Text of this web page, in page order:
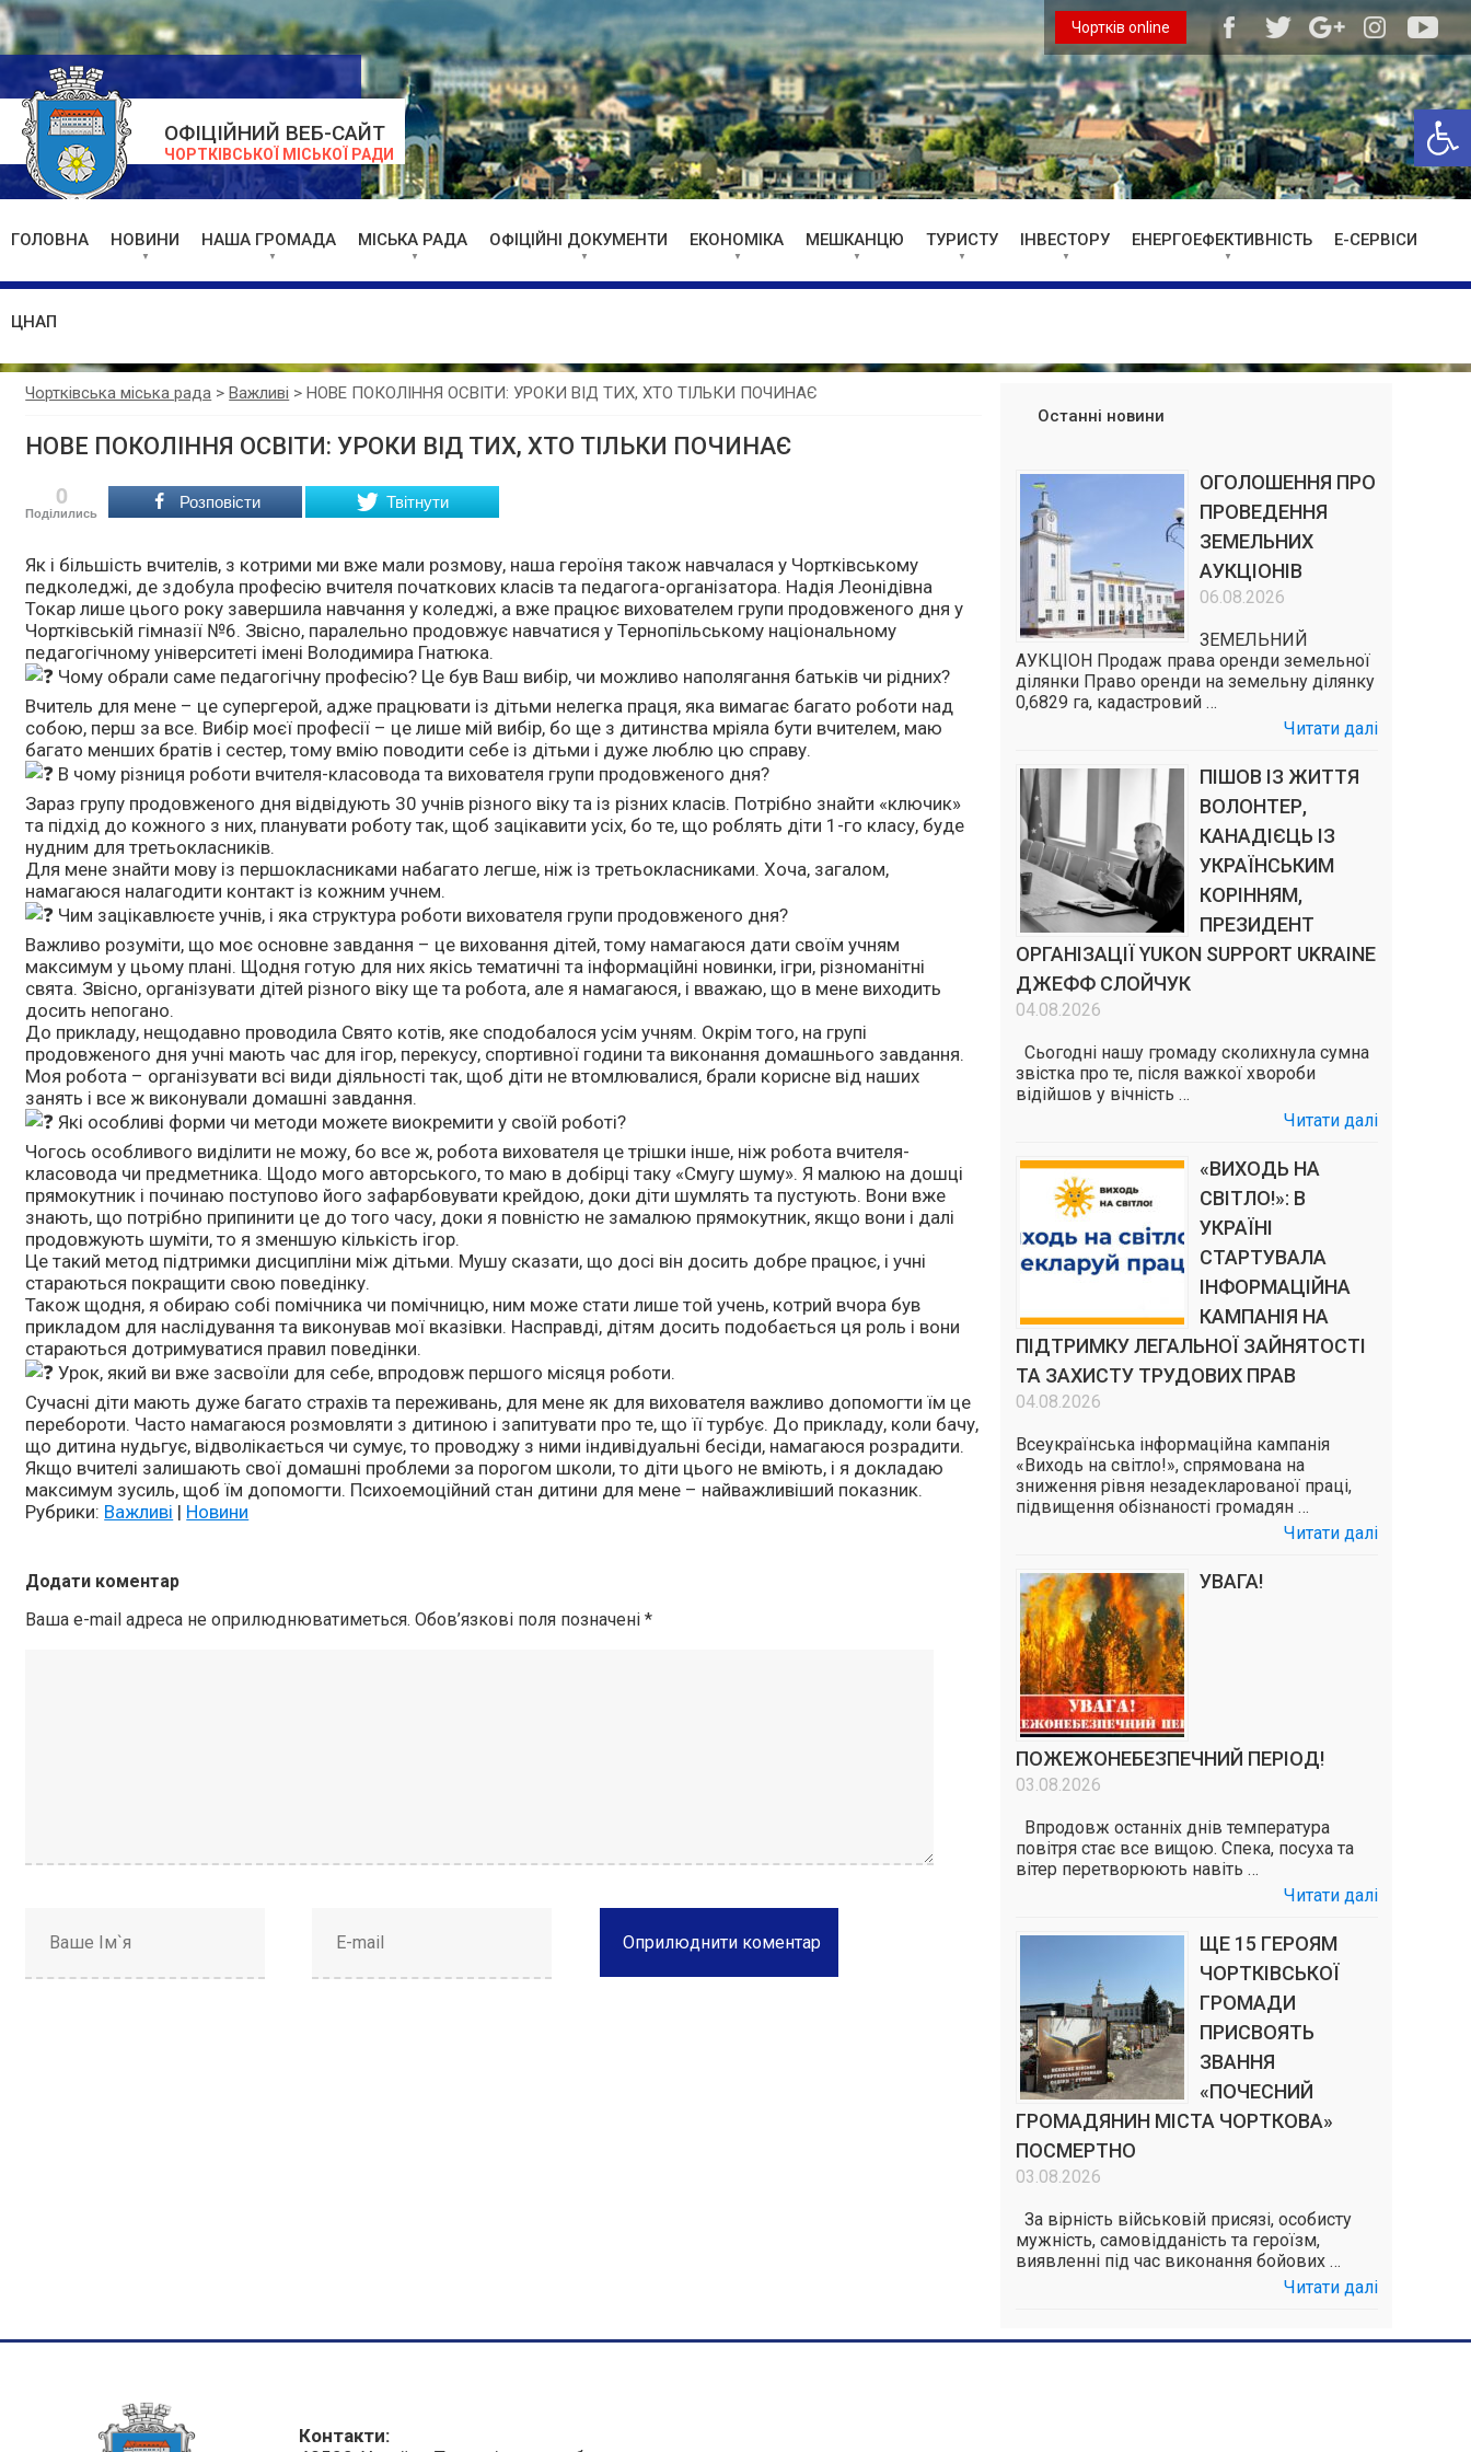
ОФІЦІЙНИЙ ВЕБ-САЙТ
ЧОРТКІВСЬКОЇ МІСЬКОЇ РАДИ
Чортків online
ГОЛОВНА НОВИНИ НАША ГРОМАДА МІСЬКА РАДА ОФІЦІЙНІ ДОКУМЕНТИ ЕКОНОМІКА МЕШКАНЦЮ ТУРИСТУ ІНВЕСТОРУ ЕНЕРГОЕФЕКТИВНІСТЬ Е-СЕРВІСИ
ЦНАП
Чортківська міська рада >Важливі >НОВЕ ПОКОЛІННЯ ОСВІТИ: УРОКИ ВІД ТИХ, ХТО ТІЛЬКИ ПОЧИНАЄ
НОВЕ ПОКОЛІННЯ ОСВІТИ: УРОКИ ВІД ТИХ, ХТО ТІЛЬКИ ПОЧИНАЄ
0
Поділились
Розповісти Твітнути
Як і більшість вчителів, з котрими ми вже мали розмову, наша героїня також навчалася у Чортківському
педколеджі, де здобула професію вчителя початкових класів та педагога-організатора. Надія Леонідівна
Токар лише цього року завершила навчання у коледжі, а вже працює вихователем групи продовженого дня у
Чортківській гімназії №6. Звісно, паралельно продовжує навчатися у Тернопільському національному
педагогічному університеті імені Володимира Гнатюка.
Чому обрали саме педагогічну професію? Це був Ваш вибір, чи можливо наполягання батьків чи рідних?
Вчитель для мене – це супергерой, адже працювати із дітьми нелегка праця, яка вимагає багато роботи над
собою, перш за все. Вибір моєї професії – це лише мій вибір, бо ще з дитинства мріяла бути вчителем, маю
багато менших братів і сестер, тому вмію поводити себе із дітьми і дуже люблю цю справу.
В чому різниця роботи вчителя-класовода та вихователя групи продовженого дня?
Зараз групу продовженого дня відвідують 30 учнів різного віку та із різних класів. Потрібно знайти «ключик»
та підхід до кожного з них, планувати роботу так, щоб зацікавити усіх, бо те, що роблять діти 1-го класу, буде
нудним для третьокласників.
Для мене знайти мову із першокласниками набагато легше, ніж із третьокласниками. Хоча, загалом,
намагаюся налагодити контакт із кожним учнем.
Чим зацікавлюєте учнів, і яка структура роботи вихователя групи продовженого дня?
Важливо розуміти, що моє основне завдання – це виховання дітей, тому намагаюся дати своїм учням
максимум у цьому плані. Щодня готую для них якісь тематичні та інформаційні новинки, ігри, різноманітні
свята. Звісно, організувати дітей різного віку ще та робота, але я намагаюся, і вважаю, що в мене виходить
досить непогано.
До прикладу, нещодавно проводила Свято котів, яке сподобалося усім учням. Окрім того, на групі
продовженого дня учні мають час для ігор, перекусу, спортивної години та виконання домашнього завдання.
Моя робота – організувати всі види діяльності так, щоб діти не втомлювалися, брали корисне від наших
занять і все ж виконували домашні завдання.
Які особливі форми чи методи можете виокремити у своїй роботі?
Чогось особливого виділити не можу, бо все ж, робота вихователя це трішки інше, ніж робота вчителя-
класовода чи предметника. Щодо мого авторського, то маю в добірці таку «Смугу шуму». Я малюю на дошці
прямокутник і починаю поступово його зафарбовувати крейдою, доки діти шумлять та пустують. Вони вже
знають, що потрібно припинити це до того часу, доки я повністю не замалюю прямокутник, якщо вони і далі
продовжують шуміти, то я зменшую кількість ігор.
Це такий метод підтримки дисципліни між дітьми. Мушу сказати, що досі він досить добре працює, і учні
стараються покращити свою поведінку.
Також щодня, я обираю собі помічника чи помічницю, ним може стати лише той учень, котрий вчора був
прикладом для наслідування та виконував мої вказівки. Насправді, дітям досить подобається ця роль і вони
стараються дотримуватися правил поведінки.
Урок, який ви вже засвоїли для себе, впродовж першого місяця роботи.
Сучасні діти мають дуже багато страхів та переживань, для мене як для вихователя важливо допомогти їм це
перебороти. Часто намагаюся розмовляти з дитиною і запитувати про те, що її турбує. До прикладу, коли бачу,
що дитина нудьгує, відволікається чи сумує, то проводжу з ними індивідуальні бесіди, намагаюся розрадити.
Якщо вчителі залишають свої домашні проблеми за порогом школи, то діти цього не вміють, і я докладаю
максимум зусиль, щоб їм допомогти. Психоемоційний стан дитини для мене – найважливіший показник.
Рубрики: Важливі | Новини
Додати коментар
Ваша e-mail адреса не оприлюднюватиметься. Обов’язкові поля позначені*
Останні новини
ОГОЛОШЕННЯ ПРО
ПРОВЕДЕННЯ
ЗЕМЕЛЬНИХ
АУКЦІОНІВ
06.08.2026
ЗЕМЕЛЬНИЙ
АУКЦІОН Продаж права оренди земельної
ділянки Право оренди на земельну ділянку
0,6829 га, кадастровий …
Читати далі
ПІШОВ ІЗ ЖИТТЯ
ВОЛОНТЕР,
КАНАДІЄЦЬ ІЗ
УКРАЇНСЬКИМ
КОРІННЯМ,
ПРЕЗИДЕНТ
ОРГАНІЗАЦІЇ YUKON SUPPORT UKRAINE
ДЖЕФФ СЛОЙЧУК
04.08.2026
Сьогодні нашу громаду сколихнула сумна
звістка про те, після важкої хвороби
відійшов у вічність …
Читати далі
«ВИХОДЬ НА
СВІТЛО!»: В
УКРАЇНІ
СТАРТУВАЛА
ІНФОРМАЦІЙНА
КАМПАНІЯ НА
ПІДТРИМКУ ЛЕГАЛЬНОЇ ЗАЙНЯТОСТІ
ТА ЗАХИСТУ ТРУДОВИХ ПРАВ
04.08.2026
Всеукраїнська інформаційна кампанія
«Виходь на світло!», спрямована на
зниження рівня незадекларованої праці,
підвищення обізнаності громадян …
Читати далі
УВАГА!
ПОЖЕЖОНЕБЕЗПЕЧНИЙ ПЕРІОД!
03.08.2026
Впродовж останніх днів температура
повітря стає все вищою. Спека, посуха та
вітер перетворюють навіть …
Читати далі
ЩЕ 15 ГЕРОЯМ
ЧОРТКІВСЬКОЇ
ГРОМАДИ
ПРИСВОЯТЬ
ЗВАННЯ
«ПОЧЕСНИЙ
ГРОМАДЯНИН МІСТА ЧОРТКОВА»
ПОСМЕРТНО
03.08.2026
За вірність військовій присязі, особисту
мужність, самовідданість та героїзм,
виявленні під час виконання бойових …
Читати далі
Контакти: